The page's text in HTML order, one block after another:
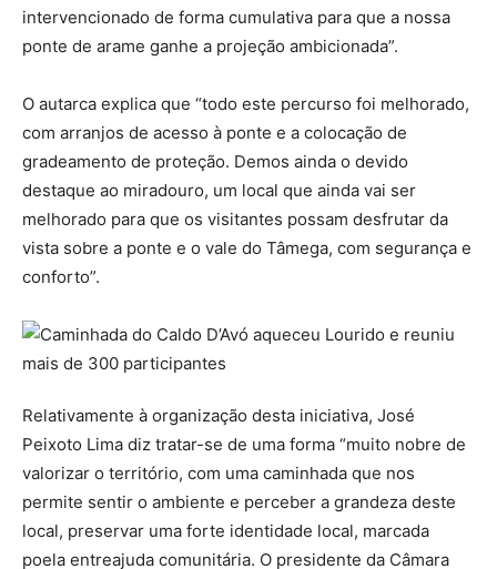
intervencionado de forma cumulativa para que a nossa
ponte de arame ganhe a projeção ambicionada”.
O autarca explica que “todo este percurso foi melhorado,
com arranjos de acesso à ponte e a colocação de
gradeamento de proteção. Demos ainda o devido
destaque ao miradouro, um local que ainda vai ser
melhorado para que os visitantes possam desfrutar da
vista sobre a ponte e o vale do Tâmega, com segurança e
conforto”.
Relativamente à organização desta iniciativa, José
Peixoto Lima diz tratar-se de uma forma “muito nobre de
valorizar o território, com uma caminhada que nos
permite sentir o ambiente e perceber a grandeza deste
local, preservar uma forte identidade local, marcada
poela entreajuda comunitária. O presidente da Câmara